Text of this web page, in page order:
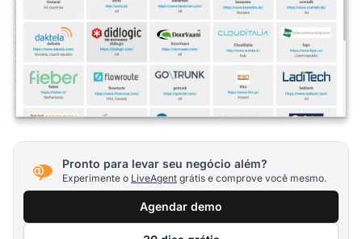
Pronto para levar seu negócio além?
Experimente o LiveAgent grátis e comprove você mesmo.
Agendar demo